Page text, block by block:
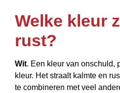
Welke kleur
rust?
Wit. Een kleur van onschuld,
kleur. Het straalt kalmte en
te combineren met veel